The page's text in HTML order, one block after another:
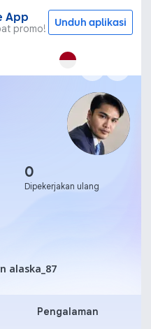
App
promo! Unduh aplikasi
0
Dipekerjakan ulang
alaska_87
Pengalaman